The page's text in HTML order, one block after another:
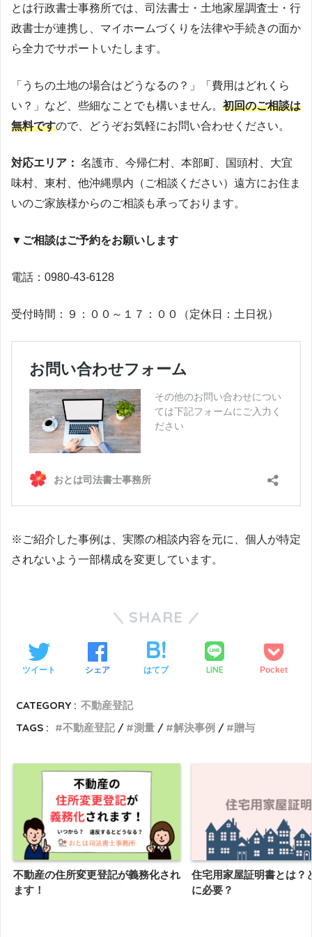
とは行政書士事務所では、司法書士・土地家屋調査士・行
政書士が連携し、マイホームづくりを法律や手続きの面か
ら全力でサポートいたします。
「うちの土地の場合はどうなるの？」「費用はどれくら
い？」など、些細なことでも構いません。 初回のご相談は
無料ですので、どうぞお気軽にお問い合わせください。
対応エリア： 名護市、今帰仁村、本部町、国頭村、大宜
味村、東村、他沖縄県内（ご相談ください）遠方にお住ま
いのご家族様からのご相談も承っております。
▼ご相談はご予約をお願いします
電話：0980-43-6128
受付時間：９：００～１７：００（定休日：土日祝）
※ご紹介した事例は、実際の相談内容を元に、個人が特定
されないよう一部構成を変更しています。
SHARE
ツイート シェア はてブ LINE Pocket
CATEGORY : 不動産登記
TAGS :
不動産登記 測量 解決事例 贈与
不動産の住所変更登記が義務化され
ます！
住宅用家屋証明書とは？
に必要？